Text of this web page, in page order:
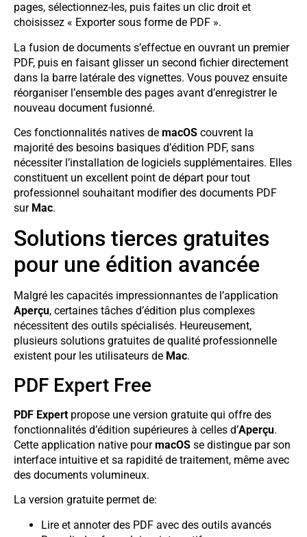
pages, sélectionnez-les, puis faites un clic droit et
choisissez « Exporter sous forme de PDF ».
La fusion de documents s’effectue en ouvrant un premier
PDF, puis en faisant glisser un second fichier directement
dans la barre latérale des vignettes. Vous pouvez ensuite
réorganiser l’ensemble des pages avant d’enregistrer le
nouveau document fusionné.
Ces fonctionnalités natives de macOS couvrent la
majorité des besoins basiques d’édition PDF, sans
nécessiter l’installation de logiciels supplémentaires. Elles
constituent un excellent point de départ pour tout
professionnel souhaitant modifier des documents PDF
sur Mac.
Solutions tierces gratuites
pour une édition avancée
Malgré les capacités impressionnantes de l’application
Aperçu, certaines tâches d’édition plus complexes
nécessitent des outils spécialisés. Heureusement,
plusieurs solutions gratuites de qualité professionnelle
existent pour les utilisateurs de Mac.
PDF Expert Free
PDF Expert propose une version gratuite qui offre des
fonctionnalités d’édition supérieures à celles d’Aperçu.
Cette application native pourmacOS se distingue par son
interface intuitive et sa rapidité de traitement, même avec
des documents volumineux.
La version gratuite permet de:
Lire et annoter des PDF avec des outils avancés